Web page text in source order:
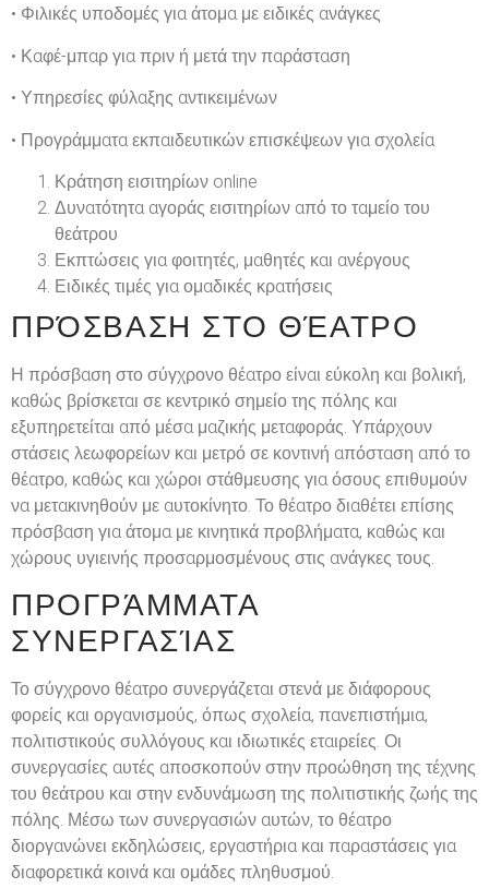
• Φιλικές υποδομές για άτομα με ειδικές ανάγκες
• Καφέ-μπαρ για πριν ή μετά την παράσταση
• Υπηρεσίες φύλαξης αντικειμένων
• Προγράμματα εκπαιδευτικών επισκέψεων για σχολεία
Κράτηση εισιτηρίων online
Δυνατότητα αγοράς εισιτηρίων από το ταμείο του
θεάτρου
Εκπτώσεις για φοιτητές, μαθητές και ανέργους
Ειδικές τιμές για ομαδικές κρατήσεις
ΠΡΌΣΒΑΣΗ ΣΤΟ ΘΈΑΤΡΟ
Η πρόσβαση στο σύγχρονο θέατρο είναι εύκολη και βολική,
καθώς βρίσκεται σε κεντρικό σημείο της πόλης και
εξυπηρετείται από μέσα μαζικής μεταφοράς. Υπάρχουν
στάσεις λεωφορείων και μετρό σε κοντινή απόσταση από το
θέατρο, καθώς και χώροι στάθμευσης για όσους επιθυμούν
να μετακινηθούν με αυτοκίνητο. Το θέατρο διαθέτει επίσης
πρόσβαση για άτομα με κινητικά προβλήματα, καθώς και
χώρους υγιεινής προσαρμοσμένους στις ανάγκες τους.
ΠΡΟΓΡΆΜΜΑΤΑ
ΣΥΝΕΡΓΑΣΊΑΣ
Το σύγχρονο θέατρο συνεργάζεται στενά με διάφορους
φορείς και οργανισμούς, όπως σχολεία, πανεπιστήμια,
πολιτιστικούς συλλόγους και ιδιωτικές εταιρείες. Οι
συνεργασίες αυτές αποσκοπούν στην προώθηση της τέχνης
του θεάτρου και στην ενδυνάμωση της πολιτιστικής ζωής της
πόλης. Μέσω των συνεργασιών αυτών, το θέατρο
διοργανώνει εκδηλώσεις, εργαστήρια και παραστάσεις για
διαφορετικά κοινά και ομάδες πληθυσμού.